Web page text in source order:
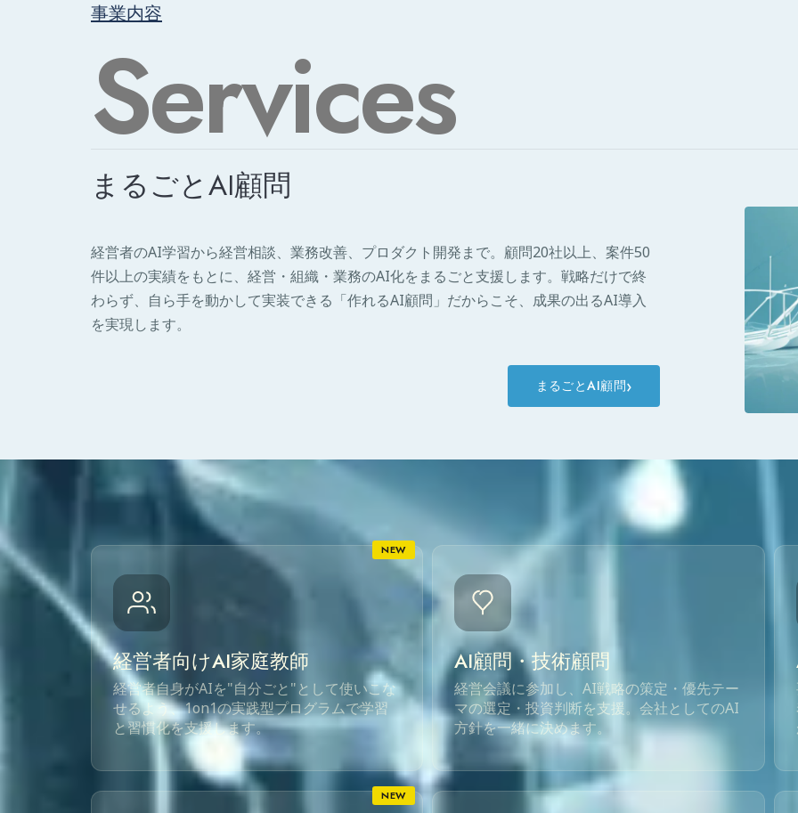
事業内容
Services
まるごとAI顧問
経営者のAI学習から経営相談、業務改善、プロダクト開発まで。顧問20社以上、案件50
件以上の実績をもとに、経営・組織・業務のAI化をまるごと支援します。戦略だけで終
わらず、自ら手を動かして実装できる「作れるAI顧問」だからこそ、成果の出るAI導入
を実現します。
まるごとAI顧問›
NEW
経営者向けAI家庭教師
経営者自身がAIを"自分ごと"として使いこな
せるよう、1on1の実践型プログラムで学習
と習慣化を支援します。
AI顧問・技術顧問
経営会議に参加し、AI戦略の策定・優先テー
マの選定・投資判断を支援。会社としてのAI
方針を一緒に決めます。
NEW